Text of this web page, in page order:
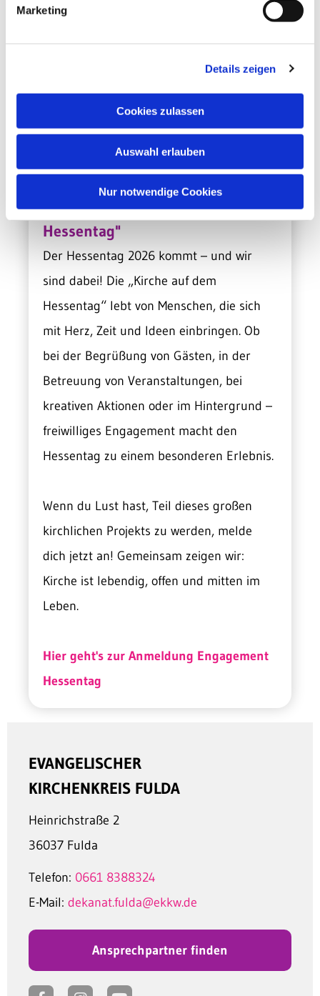
Marketing
Details zeigen
Cookies zulassen
Auswahl erlauben
Nur notwendige Cookies
Aktuelle Gesuche
Mach mit bei "Kirche auf dem
Hessentag"
Der Hessentag 2026 kommt – und wir
sind dabei! Die „Kirche auf dem
Hessentag“ lebt von Menschen, die sich
mit Herz, Zeit und Ideen einbringen. Ob
bei der Begrüßung von Gästen, in der
Betreuung von Veranstaltungen, bei
kreativen Aktionen oder im Hintergrund –
freiwilliges Engagement macht den
Hessentag zu einem besonderen Erlebnis.
Wenn du Lust hast, Teil dieses großen
kirchlichen Projekts zu werden, melde
dich jetzt an! Gemeinsam zeigen wir:
Kirche ist lebendig, offen und mitten im
Leben.
Hier geht's zur Anmeldung Engagement
Hessentag
EVANGELISCHER
KIRCHENKREIS FULDA
Heinrichstraße 2
36037 Fulda
Telefon: 0661 8388324
E-Mail: dekanat.fulda@ekkw.de
Ansprechpartner finden